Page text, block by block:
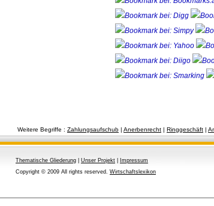
Weitere Begriffe : Zahlungsaufschub | Anerbenrecht | Ringgeschäft |
Thematische Gliederung Unser Projekt
Impressum
Copyright © 2009 All rights reserved. Wirtschaftslexikon